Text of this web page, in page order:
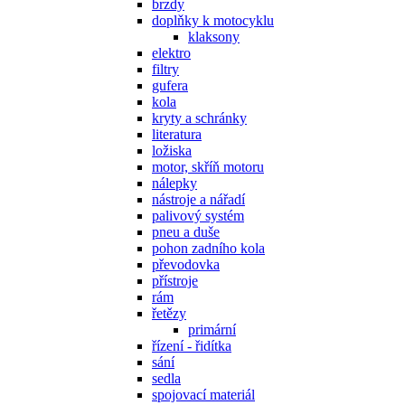
brzdy
doplňky k motocyklu
klaksony
elektro
filtry
gufera
kola
kryty a schránky
literatura
ložiska
motor, skříň motoru
nálepky
nástroje a nářadí
palivový systém
pneu a duše
pohon zadního kola
převodovka
přístroje
rám
řetězy
primární
řízení - řidítka
sání
sedla
spojovací materiál